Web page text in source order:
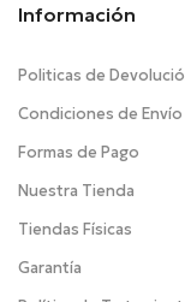
Información
Politicas de
Condiciones de Envío
Formas de Pago
Nuestra Tienda
Tiendas Físicas
Garantía